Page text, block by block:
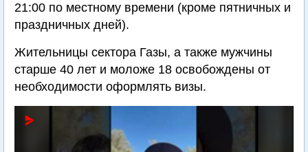
21:00 по местному времени (кроме пятничных и
праздничных дней).
Жительницы сектора Газы, а также мужчины
старше 40 лет и моложе 18 освобождены от
необходимости оформлять визы.